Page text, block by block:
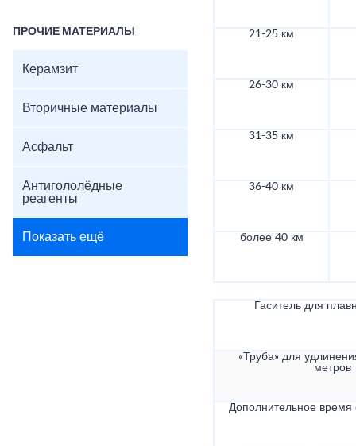
ПРОЧИЕ МАТЕРИАЛЫ
Керамзит
Вторичные материалы
Асфальт
Антигололёдные
реагенты
Показать ещё
21-25 км
26-30 км
31-35 км
36-40 км
более 40 км
Гаситель для
«Труба» для
метров
Дополнительное